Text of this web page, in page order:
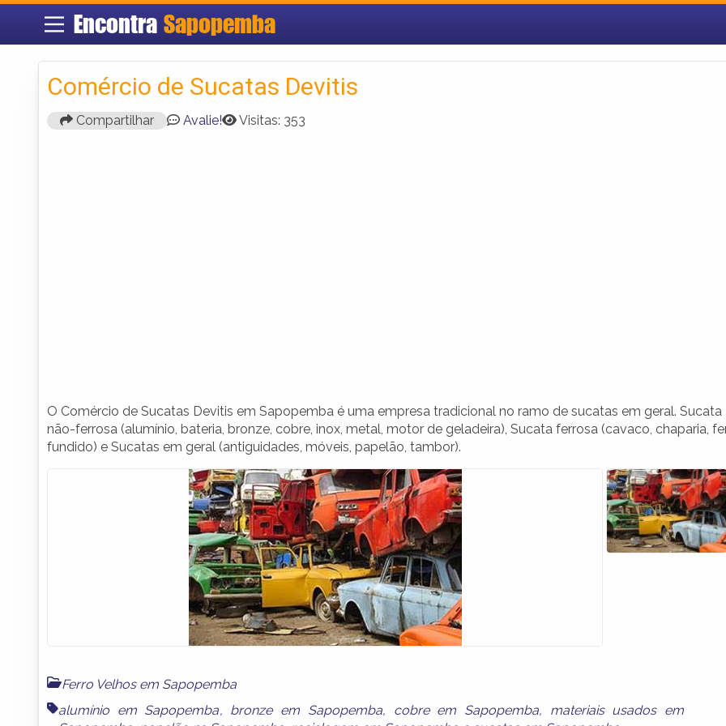
Encontra Sapopemba
Comércio de Sucatas Devitis
Compartilhar Avalie! Visitas: 353
O Comércio de Sucatas Devitis em Sapopemba é uma empresa tradicional no ramo de sucatas em geral. Sucata
não-ferrosa (alumínio, bateria, bronze, cobre, inox, metal, motor de geladeira), Sucata ferrosa (cavaco, chaparia,
fundido) e Sucatas em geral (antiguidades, móveis, papelão, tambor).
Ferro Velhos em Sapopemba
alumínio em Sapopemba, bronze em Sapopemba, cobre em Sapopemba, materiais usados em